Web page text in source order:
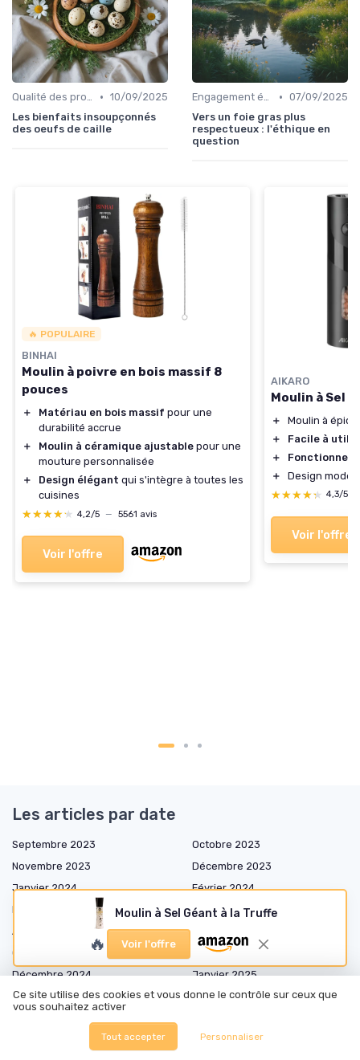
Qualité des produits • 10/09/2025
Les bienfaits insoupçonnés
des oeufs de caille
Engagement éthique • 07/09/2025
Vers un foie gras plus
respectueux : l'éthique en
question
🔥 POPULAIRE
BINHAI
Moulin à poivre en bois massif 8
pouces
＋ Matériau en bois massif pour une
durabilité accrue
＋
Moulin à céramique ajustable pour une
mouture personnalisée
＋
Design élégant qui s'intègre à toutes les
cuisines
★★★★★
★★★★★ 4,2/5 — 5561 avis
Voir l'offre
AIKARO
Moulin à Sel
＋
Moulin à
＋
Facile à
＋
Fonctionne
＋
Design
★★★★★
★★★★★ 4,3/5
Voir l'offre
Moulin à Sel Géant à la Truffe
🔥 Voir l'offre
Les articles par date
Septembre 2023
Octobre 2023
Novembre 2023
Décembre 2023
Janvier 2024
Février 2024
Mars 2024
Avril 2024
Août 2024
Octobre 2024
Novembre 2024
Décembre 2024
Janvier 2025
Février 2025
Mars 2025
Juillet 2025
Ce site utilise des cookies et vous donne le contrôle sur ceux que
vous souhaitez activer
Tout accepter Personnaliser